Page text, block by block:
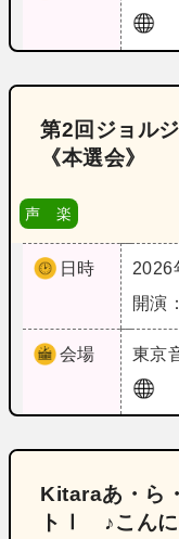
第2回ジョル
《本選会》
声 楽
日時
2026
開演
会場 東京
Kitaraあ・ら
トⅠ ♪こんに